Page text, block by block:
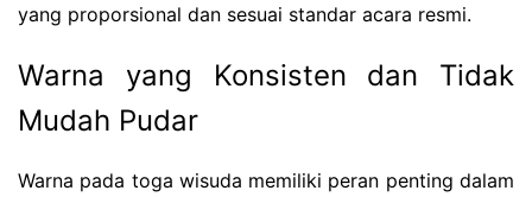
yang proporsional dan sesuai standar acara resmi.
Warna yang Konsisten dan Tidak
Mudah Pudar
Warna pada toga wisuda memiliki peran penting dalam